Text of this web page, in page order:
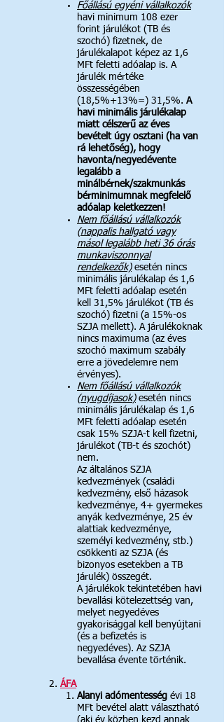
Főállású egyéni vállalkozók
havi minimum 108 ezer
forint járulékot (TB és
szochó) fizetnek, de
járulékalapot képez az 1,6
MFt feletti adóalap is. A
járulék mértéke
összességében
(18,5%+13%=) 31,5%. A
havi minimális járulékalap
miatt célszerű az éves
bevételt úgy osztani (ha van
rá lehetőség), hogy
havonta/negyedévente
legalább a
minálbérnek/szakmunkás
bérminimumnak megfelelő
adóalap keletkezzen!
Nem főállású vállalkozók
(nappalis hallgató vagy
másol legalább heti 36 órás
munkaviszonnyal
rendelkezők)esetén nincs
minimális járulékalap és 1,6
MFt feletti adóalap esetén
kell 31,5% járulékot (TB és
szochó) fizetni (a 15%-os
SZJA mellett). A járulékoknak
nincs maximuma (az éves
szochó maximum szabály
erre a jövedelemre nem
érvényes).
Nem főállású vállalkozók
(nyugdíjasok)esetén nincs
minimális járulékalap és 1,6
MFt feletti adóalap esetén
csak 15% SZJA-t kell fizetni,
járulékot (TB-t és szochót)
nem.
Az általános SZJA
kedvezmények (családi
kedvezmény, első házasok
kedvezménye, 4+ gyermekes
anyák kedvezménye, 25 év
alattiak kedvezménye,
személyi kedvezmény, stb.)
csökkenti az SZJA (és
bizonyos esetekben a TB
járulék) összegét.
A járulékok tekintetében havi
bevallási kötelezettség van,
melyet negyedéves
gyakorisággal kell benyújtani
(és a befizetés is
negyedéves). Az SZJA
bevallása évente történik.
2. ÁFA
Alanyi adómentesség évi 18
MFt bevétel alatt választható​
(aki év közben kezd annak